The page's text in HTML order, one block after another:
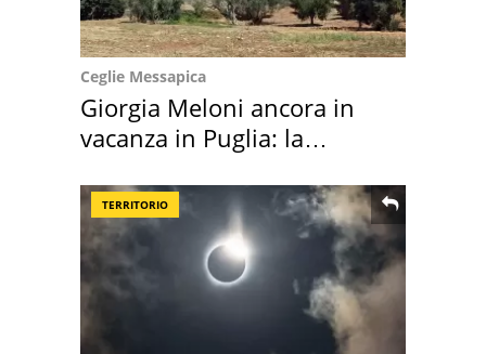
Ceglie Messapica
Giorgia Meloni ancora in
vacanza in Puglia: la
TERRITORIO